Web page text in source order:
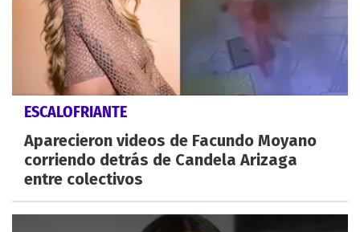
ESCALOFRIANTE
Aparecieron videos de Facundo Moyano
corriendo detrás de Candela Arizaga
entre colectivos